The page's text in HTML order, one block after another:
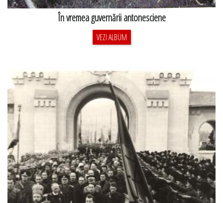
În vremea guvernării antonesciene
VEZI ALBUM